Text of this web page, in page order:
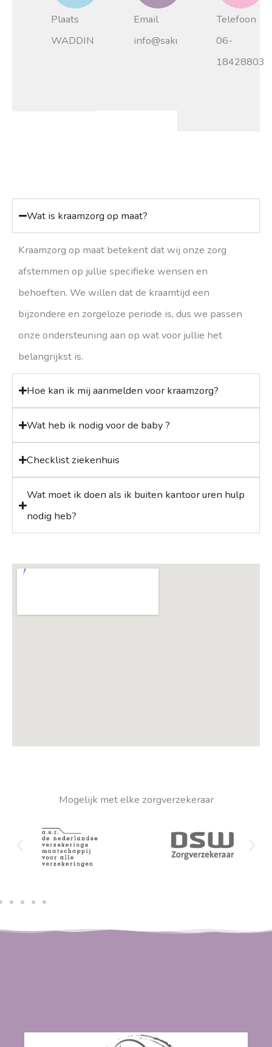
Plaats
WADDINXVEEN
Email
info@sakurakraamzorg.nl
Telefoon
06-
18428803
Wat is kraamzorg op maat?
Kraamzorg op maat betekent dat wij onze zorg
afstemmen op jullie specifieke wensen en
behoeften. We willen dat de kraamtijd een
bijzondere en zorgeloze periode is, dus we passen
onze ondersteuning aan op wat voor jullie het
belangrijkst is.
Hoe kan ik mij aanmelden voor kraamzorg?
Wat heb ik nodig voor de baby ?
Checklist ziekenhuis
Wat moet ik doen als ik buiten kantoor uren hulp
nodig heb?
Mogelijk met elke zorgverzekeraar